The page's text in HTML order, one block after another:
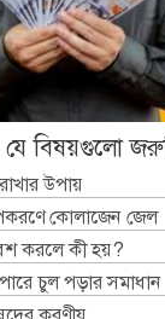
বিষয়গুলো
উপায়
কোলাজেন জেল
করলে কী হয়?
চুল পড়ার সমাধান